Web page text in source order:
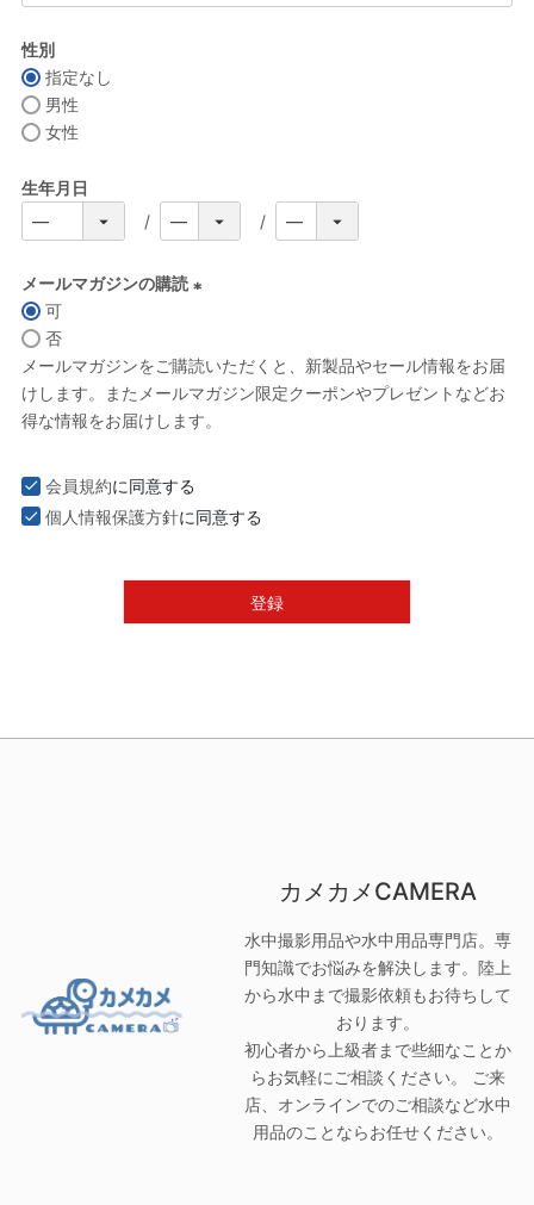
)
性別
指定なし
男性
女性
生年月日
メールマガジンの購読
須
)
可
否
メールマガジンをご購読いただくと、新製品やセール情報をお届
けします。またメールマガジン限定クーポンやプレゼントなどお
得な情報をお届けします。
会員規約に同意する
個人情報保護方針に同意する
登録
カメカメCAMERA
水中撮影用品や水中用品専門店。専
門知識でお悩みを解決します。陸上
から水中まで撮影依頼もお待ちして
おります。
初心者から上級者まで些細なことか
らお気軽にご相談ください。 ご来
店、オンラインでのご相談など水中
用品のことならお任せください。